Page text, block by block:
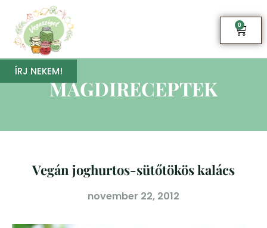
0
ÍRJ NEKEM!
MAGDIRECEPTEK
Vegán joghurtos-sütőtökös kalács
november 22, 2012